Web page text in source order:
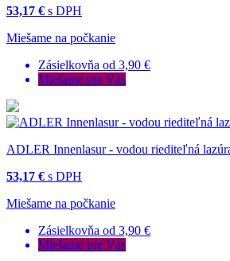
53,17 € s DPH
Miešame na počkanie
Zásielkovňa od 3,90 €
Miešame pre Vás
ADLER Innenlasur - vodou riediteľná
53,17 € s DPH
Miešame na počkanie
Zásielkovňa od 3,90 €
Miešame pre Vás